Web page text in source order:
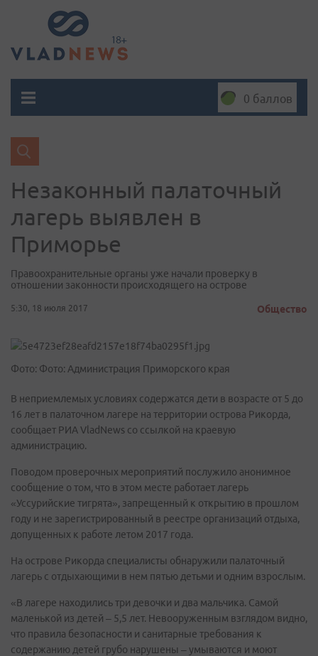
0 баллов
Незаконный палаточный
лагерь выявлен в
Приморье
Правоохранительные органы уже начали проверку в
отношении законности происходящего на острове
5:30, 18 июля 2017 Общество
Фото: Фото: Администрация Приморского края
В неприемлемых условиях содержатся дети в возрасте от 5 до
16 лет в палаточном лагере на территории острова Рикорда,
сообщает РИА VladNews со ссылкой на краевую
администрацию.
Поводом проверочных мероприятий послужило анонимное
сообщение о том, что в этом месте работает лагерь
«Уссурийские тигрята», запрещенный к открытию в прошлом
году и не зарегистрированный в реестре организаций отдыха,
допущенных к работе летом 2017 года.
На острове Рикорда специалисты обнаружили палаточный
лагерь с отдыхающими в нем пятью детьми и одним взрослым.
«В лагере находились три девочки и два мальчика. Самой
маленькой из детей – 5,5 лет. Невооруженным взглядом видно,
что правила безопасности и санитарные требования к
содержанию детей грубо нарушены – умываются и моют